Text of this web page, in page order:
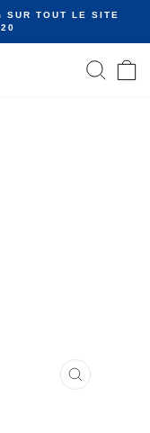
SUR TOUT LE SITE
FERMER